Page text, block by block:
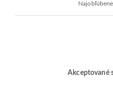
Akceptované